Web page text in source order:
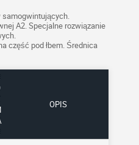
A2. Specjalne rozwiązanie
część pod łbem. Średnica
OPIS